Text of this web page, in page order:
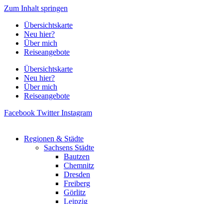
Zum Inhalt springen
Übersichtskarte
Neu hier?
Über mich
Reiseangebote
Übersichtskarte
Neu hier?
Über mich
Reiseangebote
Facebook Twitter Instagram
Regionen & Städte
Sachsens Städte
Bautzen
Chemnitz
Dresden
Freiberg
Görlitz
Leipzig